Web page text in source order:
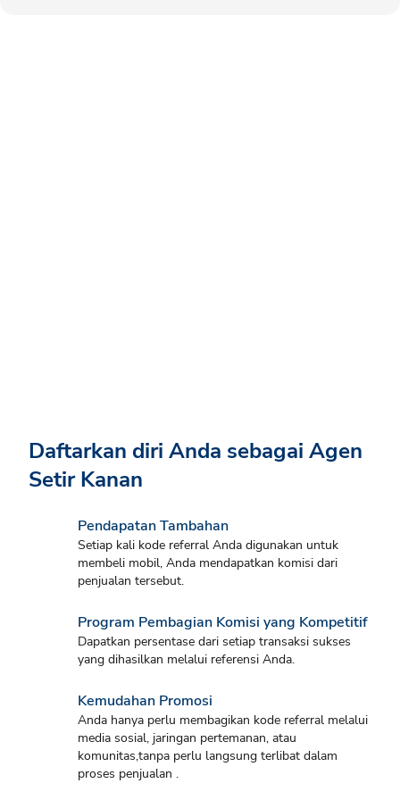
Daftarkan diri Anda sebagai Agen
Setir Kanan
Pendapatan Tambahan
Setiap kali kode referral Anda digunakan untuk
membeli mobil, Anda mendapatkan komisi dari
penjualan tersebut.
Program Pembagian Komisi yang Kompetitif
Dapatkan persentase dari setiap transaksi sukses
yang dihasilkan melalui referensi Anda.
Kemudahan Promosi
Anda hanya perlu membagikan kode referral melalui
media sosial, jaringan pertemanan, atau
komunitas,tanpa perlu langsung terlibat dalam
proses penjualan .